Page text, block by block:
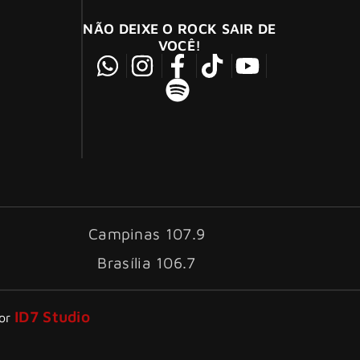
NÃO DEIXE O ROCK SAIR DE
VOCÊ!
Campinas 107.9
Brasília 106.7
ID7 Studio